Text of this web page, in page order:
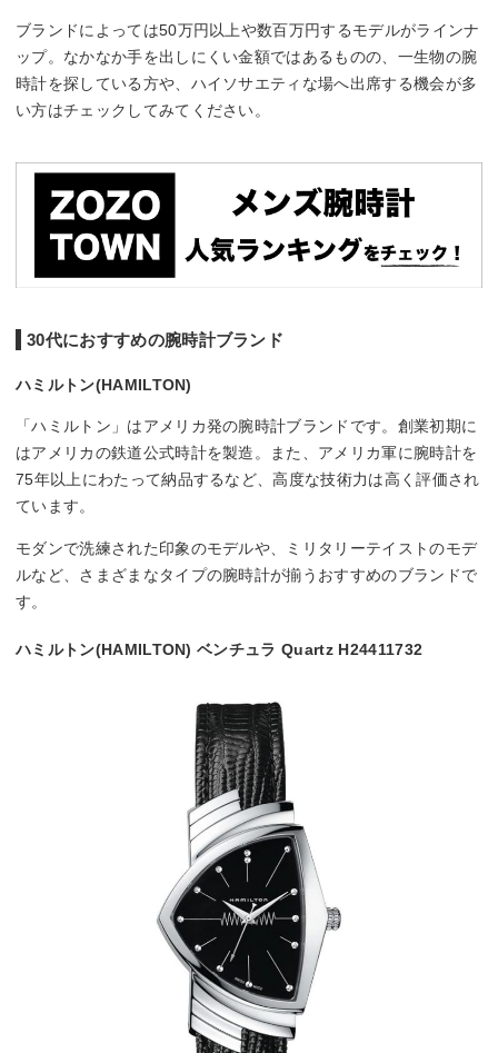
ブランドによっては50万円以上や数百万円するモデルがラインナ
ップ。なかなか手を出しにくい金額ではあるものの、一生物の腕
時計を探している方や、ハイソサエティな場へ出席する機会が多
い方はチェックしてみてください。
30代におすすめの腕時計ブランド
ハミルトン(HAMILTON)
「ハミルトン」はアメリカ発の腕時計ブランドです。創業初期に
はアメリカの鉄道公式時計を製造。また、アメリカ軍に腕時計を
75年以上にわたって納品するなど、高度な技術力は高く評価され
ています。
モダンで洗練された印象のモデルや、ミリタリーテイストのモデ
ルなど、さまざまなタイプの腕時計が揃うおすすめのブランドで
す。
ハミルトン(HAMILTON) ベンチュラ Quartz H24411732